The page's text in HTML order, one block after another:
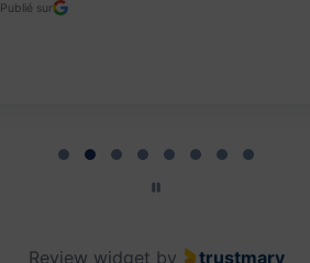
Publié sur
Review widget by trustmary